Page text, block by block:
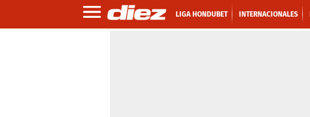
LIGA HONDUBET INTERNACIONALES